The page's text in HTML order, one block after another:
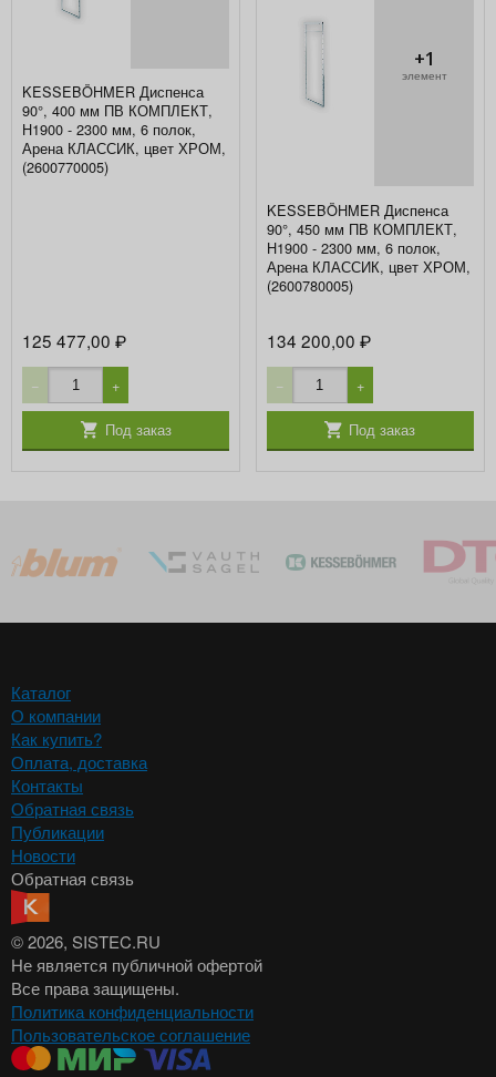
KESSEBÖHMER Диспенса
90°, 400 мм ПВ КОМПЛЕКТ,
H1900 - 2300 мм, 6 полок,
Арена КЛАССИК, цвет ХРОМ,
(2600770005)
125 477,00₽
− +
Под заказ
+1
элемент
KESSEBÖHMER Диспенса
90°, 450 мм ПВ КОМПЛЕКТ,
H1900 - 2300 мм, 6 полок,
Арена КЛАССИК, цвет ХРОМ,
(2600780005)
134 200,00 ₽
− +
Под заказ
Каталог
О компании
Как купить?
Оплата, доставка
Контакты
Обратная связь
Публикации
Новости
Обратная связь
© 2026, SISTEC.RU
Не является публичной офертой
Все права защищены.
Политика конфиденциальности
Пользовательское соглашение